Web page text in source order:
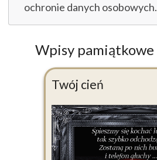
ochronie danych osobowych.
Wpisy pamiątkowe
Twój cień